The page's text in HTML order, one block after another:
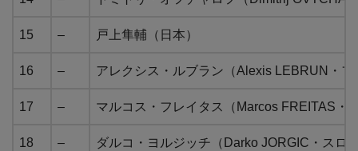
15 – 戸上隼輔（日本）
16 – アレクシス・ルブラン（Alexis LEBRUN・フ
17 – マルコス・フレイタス（Marcos FREITAS・
18 – ダルコ・ヨルジッチ（Darko JORGIC・スロ